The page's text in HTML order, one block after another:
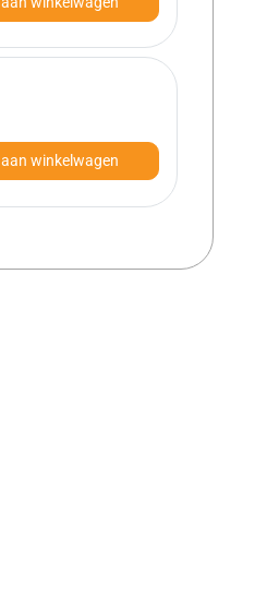
winkelwagen